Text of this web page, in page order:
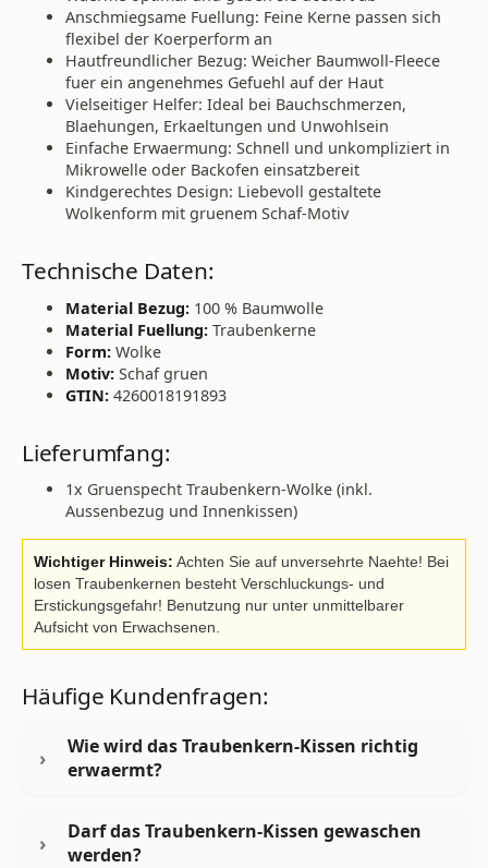
Anschmiegsame Fuellung: Feine Kerne passen sich
flexibel der Koerperform an
Hautfreundlicher Bezug: Weicher Baumwoll-Fleece
fuer ein angenehmes Gefuehl auf der Haut
Vielseitiger Helfer: Ideal bei Bauchschmerzen,
Blaehungen, Erkaeltungen und Unwohlsein
Einfache Erwaermung: Schnell und unkompliziert in
Mikrowelle oder Backofen einsatzbereit
Kindgerechtes Design: Liebevoll gestaltete
Wolkenform mit gruenem Schaf-Motiv
Technische Daten:
Material Bezug: 100 % Baumwolle
Material Fuellung: Traubenkerne
Form: Wolke
Motiv: Schaf gruen
GTIN: 4260018191893
Lieferumfang:
1x Gruenspecht Traubenkern-Wolke (inkl.
Aussenbezug und Innenkissen)
Wichtiger Hinweis: Achten Sie auf unversehrte Naehte! Bei
losen Traubenkernen besteht Verschluckungs- und
Erstickungsgefahr! Benutzung nur unter unmittelbarer
Aufsicht von Erwachsenen.
Häufige Kundenfragen:
Wie wird das Traubenkern-Kissen richtig
erwaermt?
Darf das Traubenkern-Kissen gewaschen
werden?